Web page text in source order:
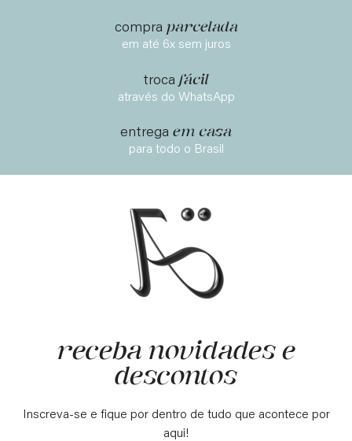
compra parcelada
em até 6x sem juros
troca fácil
através do WhatsApp
entrega em casa
para todo o Brasil
receba novidades e
descontos
Inscreva-se e fique por dentro de tudo que acontece por
aqui!